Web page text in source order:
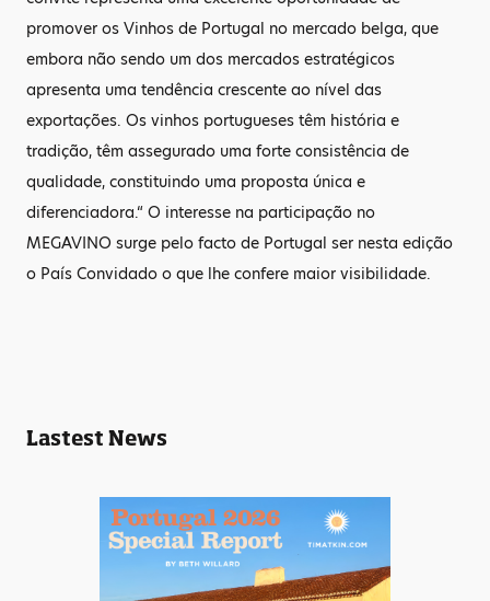
promover os Vinhos de Portugal no mercado belga, que
embora não sendo um dos mercados estratégicos
apresenta uma tendência crescente ao nível das
exportações. Os vinhos portugueses têm história e
tradição, têm assegurado uma forte consistência de
qualidade, constituindo uma proposta única e
diferenciadora.“ O interesse na participação no
MEGAVINO surge pelo facto de Portugal ser nesta edição
o País Convidado o que lhe confere maior visibilidade.
Lastest News